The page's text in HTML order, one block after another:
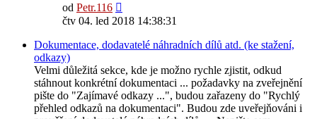
od Petr.116
poslední
čtv 04. led 2018 14:38:31
Dokumentace, dodavatelé náhradních dílů atd. (ke stažení,
odkazy)
Velmi důležitá sekce, kde je možno rychle zjistit, odkud
stáhnout konkrétní dokumentaci ... požadavky na zveřejnění
pište do "Zajímavé odkazy ...", budou zařazeny do "Rychlý
přehled odkazů na dokumentaci". Budou zde uveřejňováni i